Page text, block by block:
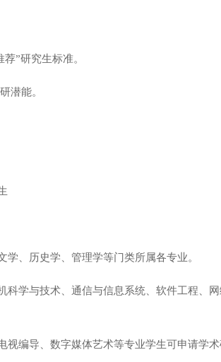
”研究生标准。
潜能。
、历史学、管理学等门类所属各专业。
科学与技术、通信与信息系统、软件工程、
编导、数字媒体艺术等专业学生可申请学